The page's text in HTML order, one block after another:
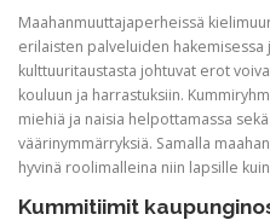
Maahanmuuttajaperheissä
erilaisten palveluiden hakemisessa
kulttuuritaustasta johtuvat erot
kouluun ja harrastuksiin.
miehiä ja naisia helpottamassa
väärinymmärryksiä. Samalla
hyvinä roolimalleina niin lapsille
Kummitiimit